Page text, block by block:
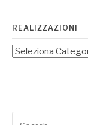
REALIZZAZIONI